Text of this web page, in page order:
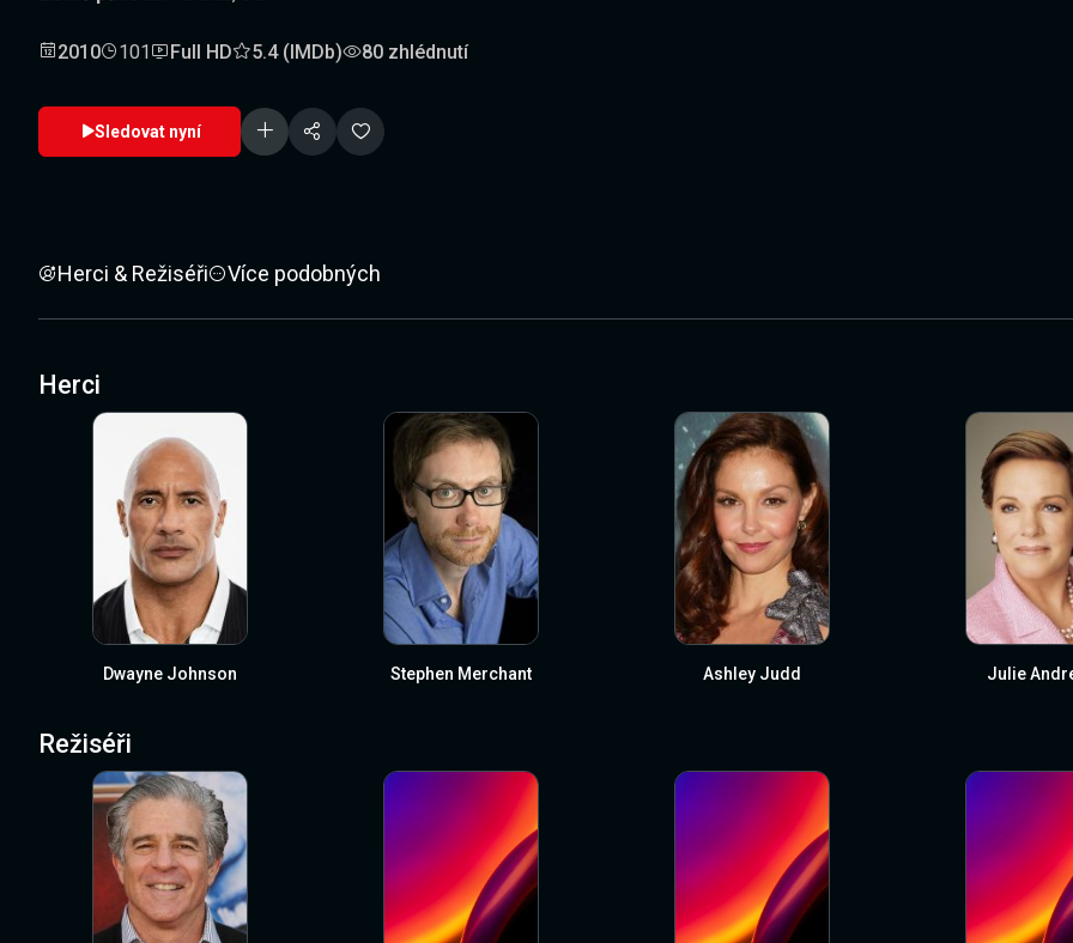
2010 101 Full HD 5.4 (IMDb) 80 zhlédnutí
Sledovat nyní
Herci & Režiséři Více podobných
Herci
Dwayne Johnson Stephen Merchant Ashley Judd Julie
Režiséři